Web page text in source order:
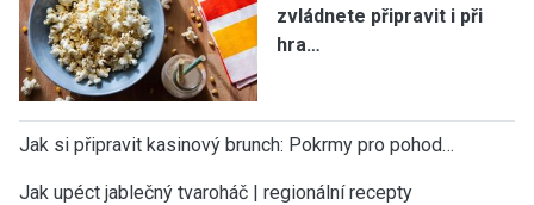
zvládnete připravit i při
hra…
Jak si připravit kasinový brunch: Pokrmy pro pohod…
Jak upéct jablečný tvaroháč | regionální recepty